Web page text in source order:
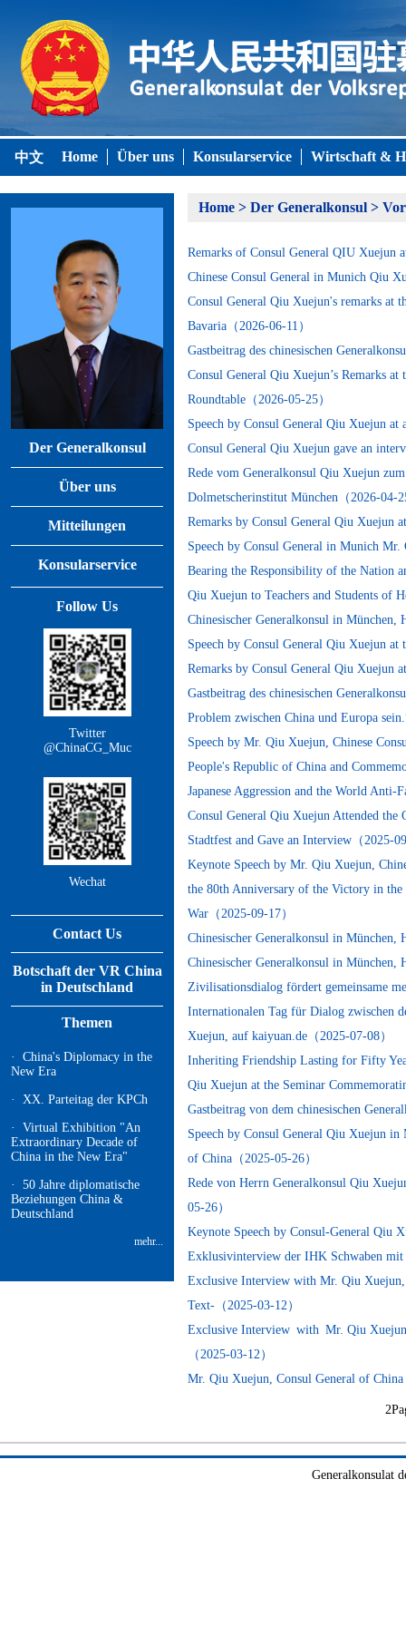
中文 Home Über uns Konsularservice Wirtschaft &
Der Generalkonsul
Über uns
Mitteilungen
Konsularservice
Follow Us
Twitter
@ChinaCG_Muc
Wechat
Contact Us
Botschaft der VR China
in Deutschland
Themen
· China's Diplomacy in the
New Era
· XX. Parteitag der KPCh
· Virtual Exhibition "An
Extraordinary Decade of
China in the New Era"
· 50 Jahre diplomatische
Beziehungen China &
Deutschland
mehr...
Home > Der Generalkonsul >
Remarks of Consul General QIU Xuejun
Chinese Consul General in Munich Qiu
Consul General Qiu Xuejun's remarks at
Bavaria（2026-06-11）
Gastbeitrag des chinesischen
Consul General Qiu Xuejun’s Remarks
Roundtable（2026-05-25）
Speech by Consul General Qiu Xuejun
Consul General Qiu Xuejun gave an
Rede vom Generalkonsul Qiu Xuejun
Dolmetscherinstitut München（2026-04-
Remarks by Consul General Qiu Xuejun
Speech by Consul General in Munich
Bearing the Responsibility of the Nation
Qiu Xuejun to Teachers and Students of
Chinesischer Generalkonsul in
Speech by Consul General Qiu Xuejun
Remarks by Consul General Qiu Xuejun
Gastbeitrag des chinesischen
Problem zwischen China und Europa
Speech by Mr. Qiu Xuejun, Chinese
People's Republic of China and
Japanese Aggression and the World Anti-
Consul General Qiu Xuejun Attended the
Stadtfest and Gave an Interview（2025-
Keynote Speech by Mr. Qiu Xuejun,
the 80th Anniversary of the Victory in the
War（2025-09-17）
Chinesischer Generalkonsul in
Chinesischer Generalkonsul in
Zivilisationsdialog fördert gemeinsame
Internationalen Tag für Dialog zwischen
Xuejun, auf kaiyuan.de（2025-07-08）
Inheriting Friendship Lasting for Fifty
Qiu Xuejun at the Seminar
Gastbeitrag von dem chinesischen
Speech by Consul General Qiu Xuejun
of China（2025-05-26）
Rede von Herrn Generalkonsul Qiu
05-26）
Keynote Speech by Consul-General Qiu
Exklusivinterview der IHK Schwaben
Exclusive Interview with Mr. Qiu
Text-（2025-03-12）
Exclusive Interview with Mr. Qiu
（2025-03-12）
Mr. Qiu Xuejun, Consul General of
Generalkonsulat